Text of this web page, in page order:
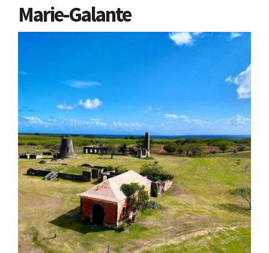
Marie-Galante